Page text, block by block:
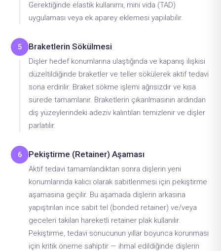
Gerektiğinde elastik kullanımı, mini vida (TAD)
uygulaması veya ek aparey eklemesi yapılabilir.
5 Braketlerin Sökülmesi
Dişler hedef konumlarına ulaştığında ve kapanış ilişkisi
düzeltildiğinde braketler ve teller sökülerek aktif tedavi
sona erdirilir. Braket sökme işlemi ağrısızdır ve kısa
sürede tamamlanır. Braketlerin çıkarılmasının ardından
diş yüzeylerindeki adeziv kalıntıları temizlenir ve dişler
parlatılır.
6 Pekiştirme (Retainer) Aşaması
Aktif tedavi tamamlandıktan sonra dişlerin yeni
konumlarında kalıcı olarak sabitlenmesi için pekiştirme
aşamasına geçilir. Bu aşamada dişlerin arkasına
yapıştırılan ince sabit tel (bonded retainer) ve/veya
geceleri takılan hareketli retainer plak kullanılır.
Pekiştirme, tedavi sonucunun yıllar boyunca korunması
için kritik öneme sahiptir — ihmal edildiğinde dişlerin